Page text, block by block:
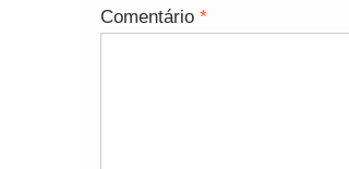
Comentário *